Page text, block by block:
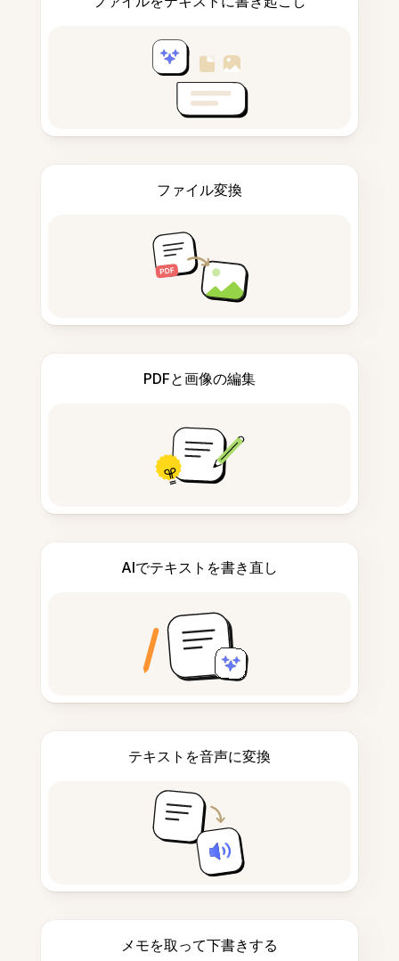
ファイル変換
PDFと画像の編集
AIでテキストを書き直し
テキストを音声に変換
メモを取って下書きする